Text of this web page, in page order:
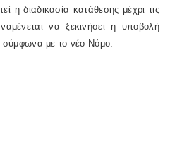
η διαδικασία κατάθεσης μέχρι τις
να ξεκινήσει η υποβολή
σύμφωνα με το νέο Νόμο.